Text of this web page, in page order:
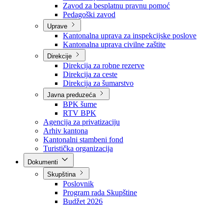
Zavodi
Zavod zdravstvenog osiguranja
Zavod za javno zdravstvo
Zavod za besplatnu pravnu pomoć
Pedagoški zavod
Uprave
Kantonalna uprava za inspekcijske poslove
Kantonalna uprava civilne zaštite
Direkcije
Direkcija za robne rezerve
Direkcija za ceste
Direkcija za šumarstvo
Javna preduzeća
BPK šume
RTV BPK
Agencija za privatizaciju
Arhiv kantona
Kantonalni stambeni fond
Turistička organizacija
Skupština